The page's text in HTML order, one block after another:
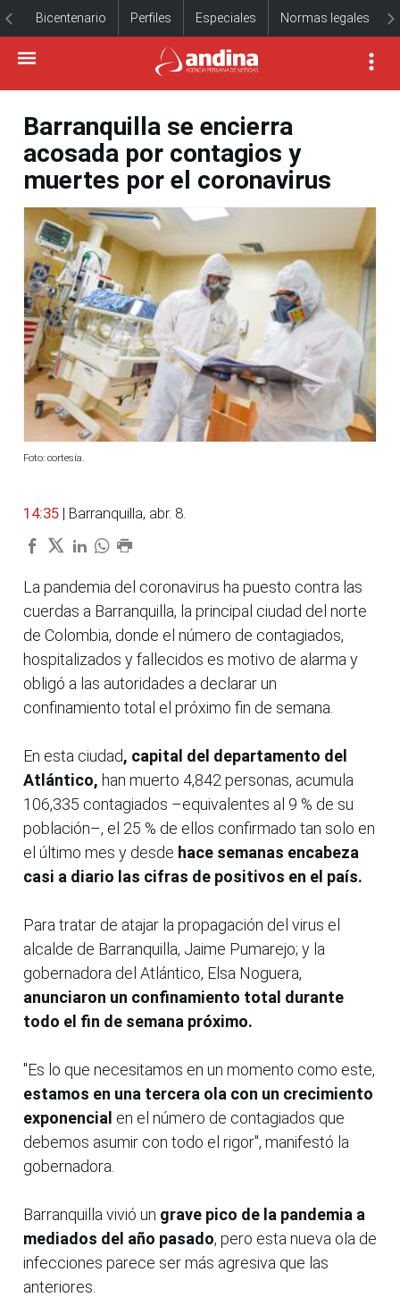
Bicentenario Perfiles Especiales Normas legales
Barranquilla se encierra
acosada por contagios y
muertes por el coronavirus
Foto: cortesía.
14:35 | Barranquilla, abr. 8.
La pandemia del coronavirus ha puesto contra las
cuerdas a Barranquilla, la principal ciudad del norte
de Colombia, donde el número de contagiados,
hospitalizados y fallecidos es motivo de alarma y
obligó a las autoridades a declarar un
confinamiento total el próximo fin de semana.
En esta ciudad, capital del departamento del
Atlántico, han muerto 4,842 personas, acumula
106,335 contagiados –equivalentes al 9 % de su
población–, el 25 % de ellos confirmado tan solo en
el último mes y desde hace semanas encabeza
casi a diario las cifras de positivos en el país.
Para tratar de atajar la propagación del virus el
alcalde de Barranquilla, Jaime Pumarejo; y la
gobernadora del Atlántico, Elsa Noguera,
anunciaron un confinamiento total durante
todo el fin de semana próximo.
"Es lo que necesitamos en un momento como este,
estamos en una tercera ola con un crecimiento
exponencial en el número de contagiados que
debemos asumir con todo el rigor", manifestó la
gobernadora.
Barranquilla vivió un grave pico de la pandemia a
mediados del año pasado, pero esta nueva ola de
infecciones parece ser más agresiva que las
anteriores.